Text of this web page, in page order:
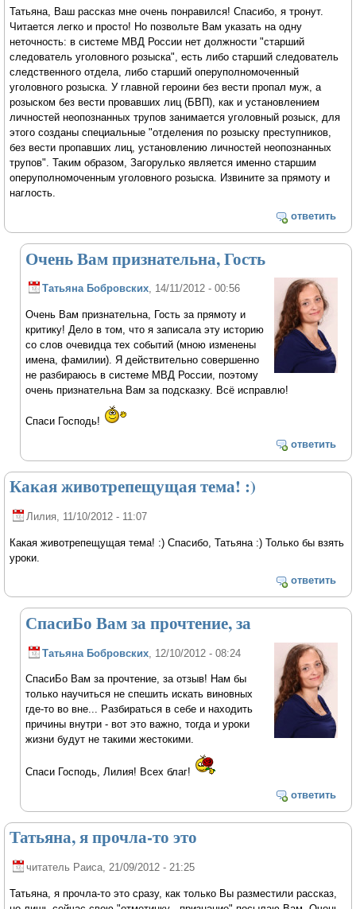
Татьяна, Ваш рассказ мне очень понравился! Спасибо, я тронут.
Читается легко и просто! Но позвольте Вам указать на одну
неточность: в системе МВД России нет должности "старший
следователь уголовного розыска", есть либо старший следователь
следственного отдела, либо старший оперуполномоченный
уголовного розыска. У главной героини без вести пропал муж, а
розыском без вести провавших лиц (БВП), как и установлением
личностей неопознанных трупов занимается уголовный розыск, для
этого созданы специальные "отделения по розыску преступников,
без вести пропавших лиц, установлению личностей неопознанных
трупов". Таким образом, Загорулько является именно старшим
оперуполномоченным уголовного розыска. Извините за прямоту и
наглость.
ответить
Очень Вам признательна, Гость
Татьяна Бобровских, 14/11/2012 - 00:56
Очень Вам признательна, Гость за прямоту и
критику! Дело в том, что я записала эту историю
со слов очевидца тех событий (мною изменены
имена, фамилии). Я действительно совершенно
не разбираюсь в системе МВД России, поэтому
очень признательна Вам за подсказку. Всё исправлю!
Спаси Господь!
ответить
Какая животрепещущая тема! :)
Лилия , 11/10/2012 - 11:07
Какая животрепещущая тема! :) Спасибо, Татьяна :) Только бы взять
уроки.
ответить
СпасиБо Вам за прочтение, за
Татьяна Бобровских , 12/10/2012 - 08:24
СпасиБо Вам за прочтение, за отзыв! Нам бы
только научиться не спешить искать виновных
где-то во вне... Разбираться в себе и находить
причины внутри - вот это важно, тогда и уроки
жизни будут не такими жестокими.
Спаси Господь, Лилия! Всех благ!
ответить
Татьяна, я прочла-то это
читатель Раиса, 21/09/2012 - 21:25
Татьяна, я прочла-то это сразу, как только Вы разместили рассказ,